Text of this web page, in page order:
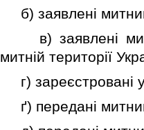
б) заявленi
в) заявленi
митнiй територiї
г) зареєстрованi
ґ) переданi